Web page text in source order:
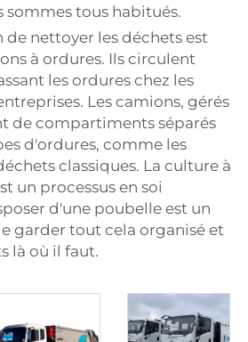
sommes tous habitués.
de nettoyer les déchets est
à ordures. Ils circulent
les ordures chez les
Les camions, gérés
de compartiments séparés
d'ordures, comme les
classiques. La culture à
un processus en soi
d'une poubelle est un
garder tout cela organisé et
là où il faut.